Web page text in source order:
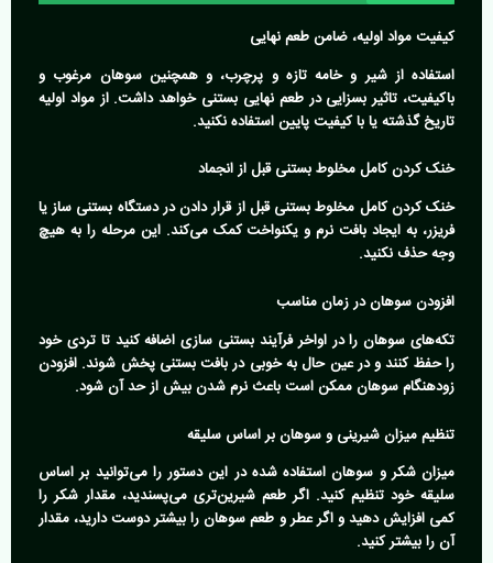
کیفیت مواد اولیه، ضامن طعم نهایی
استفاده از شیر و خامه تازه و پرچرب، و همچنین سوهان مرغوب و
باکیفیت، تاثیر بسزایی در طعم نهایی بستنی خواهد داشت. از مواد اولیه
تاریخ گذشته یا با کیفیت پایین استفاده نکنید.
خنک کردن کامل مخلوط بستنی قبل از انجماد
خنک کردن کامل مخلوط بستنی قبل از قرار دادن در دستگاه بستنی ساز یا
فریزر، به ایجاد بافت نرم و یکنواخت کمک می‌کند. این مرحله را به هیچ
وجه حذف نکنید.
افزودن سوهان در زمان مناسب
تکه‌های سوهان را در اواخر فرآیند بستنی سازی اضافه کنید تا تردی خود
را حفظ کنند و در عین حال به خوبی در بافت بستنی پخش شوند. افزودن
زودهنگام سوهان ممکن است باعث نرم شدن بیش از حد آن شود.
تنظیم میزان شیرینی و سوهان بر اساس سلیقه
میزان شکر و سوهان استفاده شده در این دستور را می‌توانید بر اساس
سلیقه خود تنظیم کنید. اگر طعم شیرین‌تری می‌پسندید، مقدار شکر را
کمی افزایش دهید و اگر عطر و طعم سوهان را بیشتر دوست دارید، مقدار
آن را بیشتر کنید.